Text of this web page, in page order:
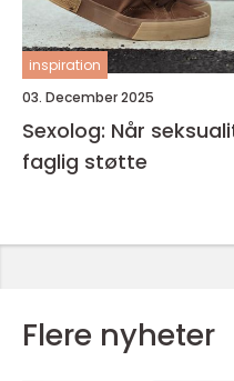
inspiration
03. December 2025
Sexolog: Når
faglig støtte
Flere nyheter